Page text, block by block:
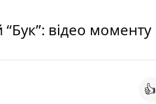
відео моменту
👍